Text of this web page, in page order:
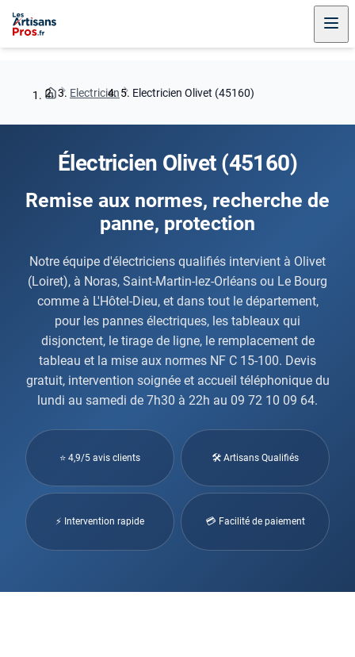
Electricien Electricien Olivet (45160)
Électricien Olivet (45160)
Remise aux normes, recherche de
panne, protection
Notre équipe d'électriciens qualifiés intervient à Olivet
(Loiret), à Noras, Saint-Martin-lez-Orléans ou Le Bourg
comme à L'Hôtel-Dieu, et dans tout le département,
pour les pannes électriques, les tableaux qui
disjonctent, le tirage de ligne, le remplacement de
tableau et la mise aux normes NF C 15-100. Devis
gratuit, intervention soignée et accueil téléphonique du
lundi au samedi de 7h30 à 22h au 09 72 10 09 64.
⭐ 4,9/5 avis clients 🛠 Artisans Qualifiés
⚡ Intervention rapide 💳 Facilité de paiement